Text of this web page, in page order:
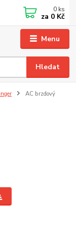
Menu
Hledat
0 ks
za 0 Kč
AC brzdový